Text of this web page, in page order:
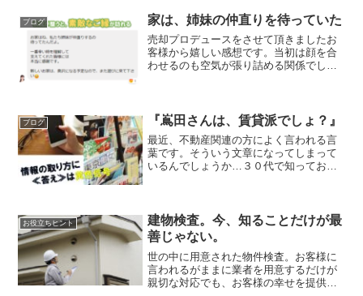
番の方を含め、切り替えたお出汁が美味
しくなったと好評をいただ...
ブログ 家は、姉妹の仲直りを待っていた
売却プロデュースをさせて頂きましたお
客様から嬉しい感想です。当初は顔を合
わせるのも空気が張り詰める関係でし
いえる出来事も。お二人で助...
ブログ 『嶌田さんは、賃貸派でしょ？』
最近、不動産関連の方によく言われる言
葉です。そういう文章になってしまって
いるんでしょうか…３０代で知っておき
コンサルタントの嶌田（し...
お役立ちヒント
建物検査。今、知ることだけが最
善じゃない。
世の中に用意された物件検査。お客様に
言われるがままに業者を用意するだけが
親切な対応でも、お客様の幸せを提供で